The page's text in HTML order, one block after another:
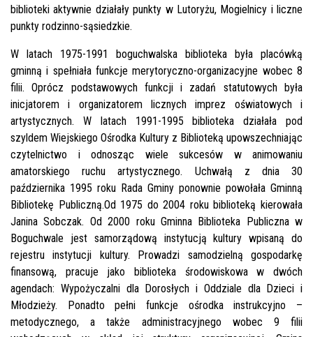
biblioteki aktywnie działały punkty w Lutoryżu, Mogielnicy i liczne
punkty rodzinno-sąsiedzkie.
W latach 1975-1991 boguchwalska biblioteka była placówką
gminną i spełniała funkcje merytoryczno-organizacyjne wobec 8
filii. Oprócz podstawowych funkcji i zadań statutowych była
inicjatorem i organizatorem licznych imprez oświatowych i
artystycznych. W latach 1991-1995 biblioteka działała pod
szyldem Wiejskiego Ośrodka Kultury z Biblioteką upowszechniając
czytelnictwo i odnosząc wiele sukcesów w animowaniu
amatorskiego ruchu artystycznego. Uchwałą z dnia 30
października 1995 roku Rada Gminy ponownie powołała Gminną
Bibliotekę Publiczną.Od 1975 do 2004 roku biblioteką kierowała
Janina Sobczak. Od 2000 roku Gminna Biblioteka Publiczna w
Boguchwale jest samorządową instytucją kultury wpisaną do
rejestru instytucji kultury. Prowadzi samodzielną gospodarkę
finansową, pracuje jako biblioteka środowiskowa w dwóch
agendach: Wypożyczalni dla Dorosłych i Oddziale dla Dzieci i
Młodzieży. Ponadto pełni funkcje ośrodka instrukcyjno –
metodycznego, a także administracyjnego wobec 9 filii